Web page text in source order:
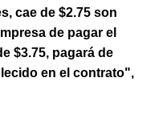
cae de $2.75 son
de pagar el
$3.75, pagará de
en el contrato",